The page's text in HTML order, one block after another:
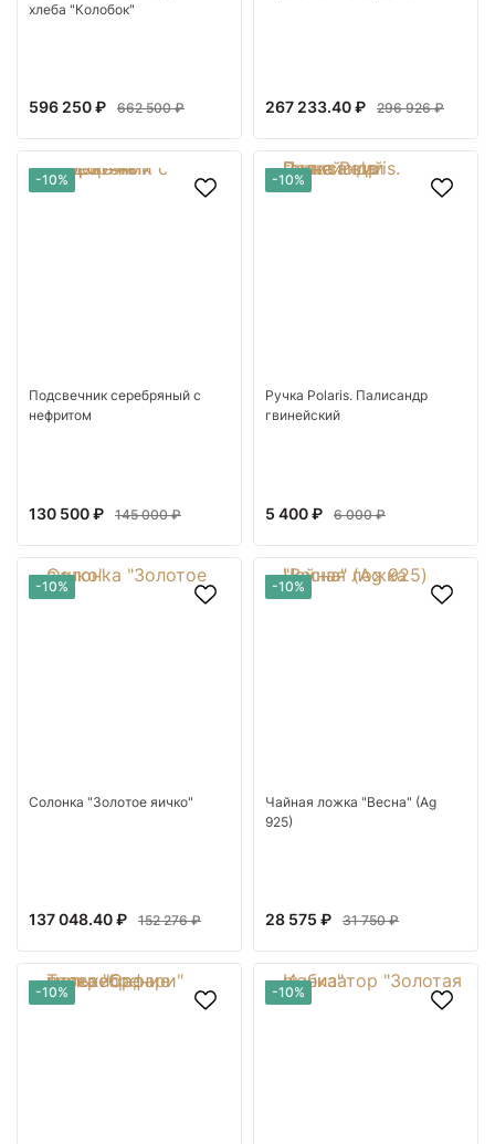
хлеба "Колобок"
596 250 ₽ 662 500 ₽ 267 233.40 ₽ 296 926 ₽
-10%
Подсвечник серебряный с
нефритом
130 500 ₽ 145 000 ₽
-10%
Ручка Polaris. Палисандр
гвинейский
5 400 ₽ 6 000 ₽
-10%
Солонка "Золотое яичко"
137 048.40 ₽ 152 276 ₽
-10%
Чайная ложка "Весна" (Ag
925)
28 575 ₽ 31 750 ₽
-10% -10%